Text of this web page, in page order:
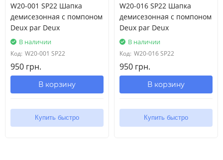
W20-001 SP22 Шапка
демисезонная с помпоном
Deux par Deux
В наличии
Код: W20-001 SP22
950 грн.
В корзину
Купить быстро
W20-016 SP22 Шапка
демисезонная с помпоном
Deux par Deux
В наличии
Код: W20-016 SP22
950 грн.
В корзину
Купить быстро